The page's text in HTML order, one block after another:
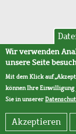
Wir verwenden
unsere Seite
Mit dem Klick auf
können Ihre
Sie in unserer
Akzeptieren